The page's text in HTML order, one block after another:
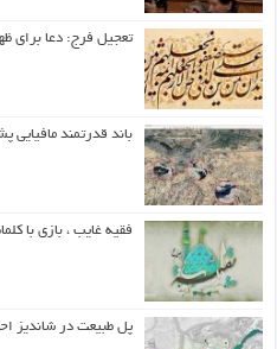
تعجیل فرج: دعا برای
باند قدرتمند
فقیه غایب ، بازی با
پل طبیعت در شاندیز